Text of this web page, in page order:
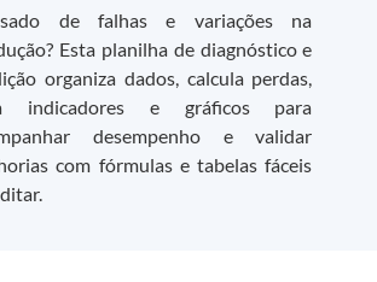
de falhas e variações na
Esta planilha de diagnóstico e
organiza dados, calcula perdas,
indicadores e gráficos para
desempenho e validar
com fórmulas e tabelas fáceis